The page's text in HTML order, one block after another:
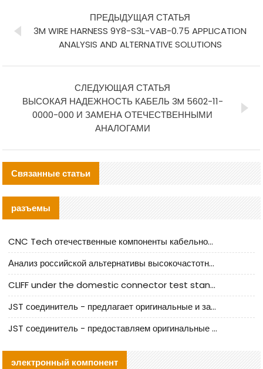
ПРЕДЫДУЩАЯ СТАТЬЯ
3M WIRE HARNESS 9Y8-S3L-VAB-0.75 APPLICATION
ANALYSIS AND ALTERNATIVE SOLUTIONS
СЛЕДУЮЩАЯ СТАТЬЯ
ВЫСОКАЯ НАДЕЖНОСТЬ КАБЕЛЬ 3M 5602-11-
0000-000 И ЗАМЕНА ОТЕЧЕСТВЕННЫМИ
АНАЛОГАМИ
Связанные статьи
разъемы
CNC Tech отечественные компоненты кабельной арматуры оценка и руководство по производственному внедрению
Анализ российской альтернативы высокочастотных кабельных колодцев I-PEX
CLIFF under the domestic connector test standard update
JST соединитель - предлагает оригинальные и заменяющие JST NSHR-02V-S соединители
JST соединитель - предоставляем оригинальные JST GHR-09V-S соединители и их аналоги
электронный компонент